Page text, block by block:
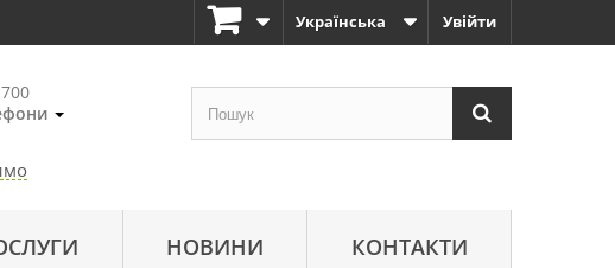
Увійти
Українська
НОВИНИ КОНТАКТИ